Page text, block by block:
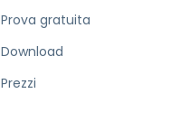
Prova gratuita
Download
Prezzi